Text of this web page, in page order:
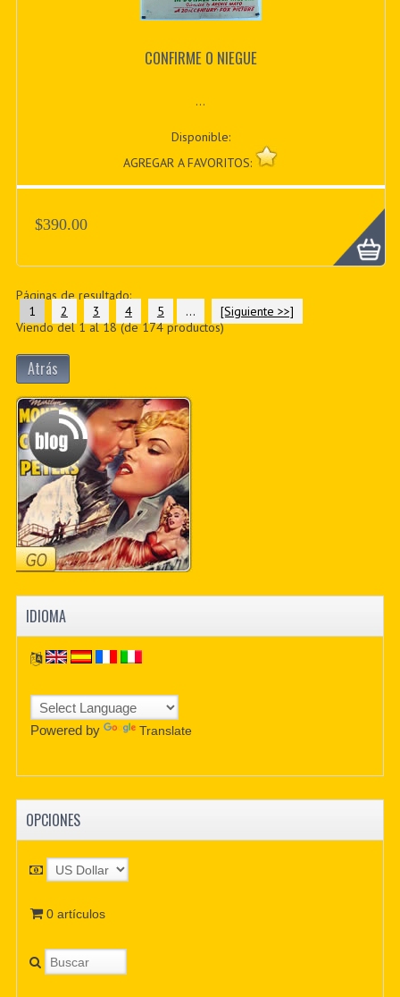
CONFIRME O NIEGUE
...
Disponible:
AGREGAR A FAVORITOS:
$390.00
Páginas de resultado:
1
2 3 4 5 ...
[Siguiente >>]
Viendo del1al18(de174productos)
Atrás
IDIOMA
Powered by Translate
OPCIONES
0 artículos